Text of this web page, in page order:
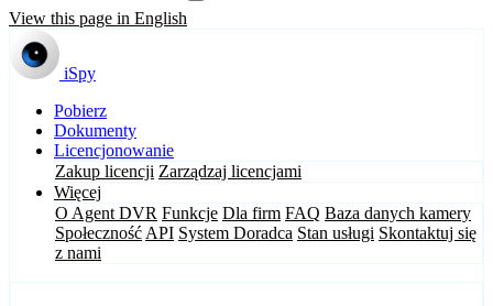
View this page in English
iSpy
Pobierz
Dokumenty
Licencjonowanie
Zakup licencji Zarządzaj licencjami
Więcej
O Agent DVR Funkcje Dla firm FAQ Baza danych kamery
Społeczność API System Doradca Stan usługi Skontaktuj się
z nami